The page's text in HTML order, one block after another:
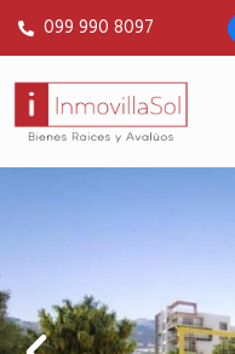
099 990 8097